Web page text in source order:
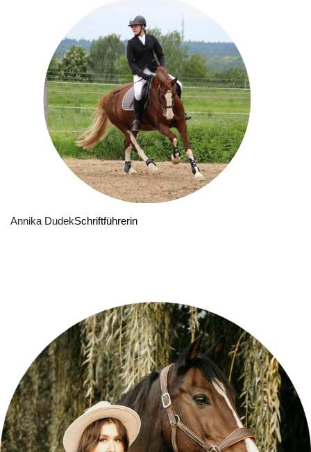
Annika DudekSchriftführerin